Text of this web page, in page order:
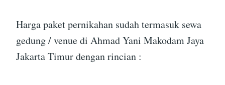
Harga paket pernikahan sudah termasuk sewa
gedung / venue di Ahmad Yani Makodam Jaya
Jakarta Timur dengan rincian :